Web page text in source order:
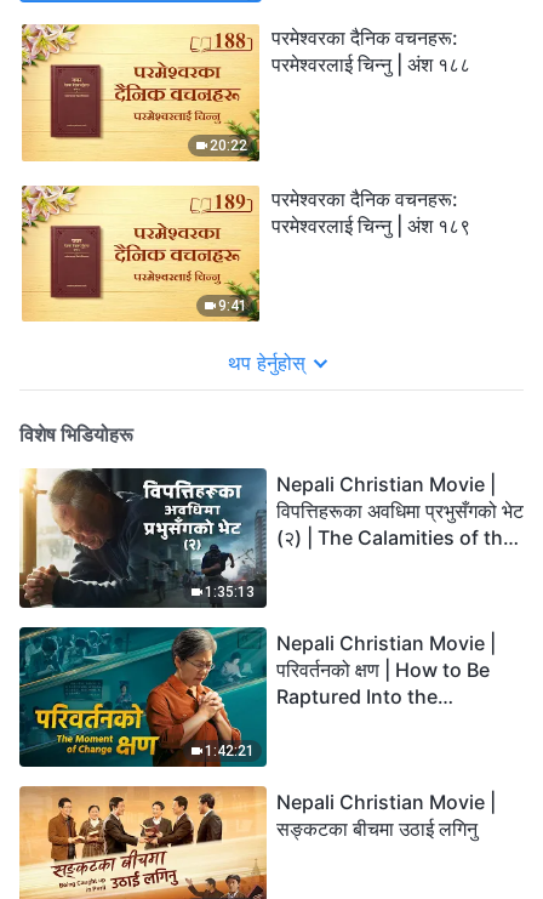
20:22
परमेश्‍वरका दैनिक वचनहरू:
परमेश्‍वरलाई चिन्‍नु | अंश १८८
9:41
परमेश्‍वरका दैनिक वचनहरू:
परमेश्‍वरलाई चिन्‍नु | अंश १८९
थप हेर्नुहोस्
विशेष भिडियोहरू
1:35:13
Nepali Christian Movie |
विपत्तिहरूका अवधिमा प्रभुसँगको भेट
(२) | The Calamities of the
1:42:21
Nepali Christian Movie |
परिवर्तनको क्षण | How to Be
Raptured Into the
Nepali Christian Movie |
सङ्कटका बीचमा उठाई लगिनु